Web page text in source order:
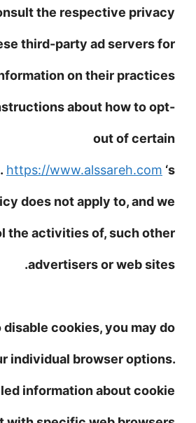
the respective privacy
third-party ad servers for
on their practices
about how to opt-
out of certain
https://www.alssareh.com ‘s
does not apply to, and we
the activities of, such other
advertisers or web sites.
cookies, you may do
individual browser options.
information about cookie